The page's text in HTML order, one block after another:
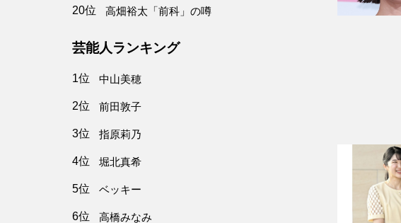
20位 高畑裕太「前科」の噂
芸能人ランキング
1位 中山美穂
2位 前田敦子
3位 指原莉乃
4位 堀北真希
5位 ベッキー
6位 高橋みなみ